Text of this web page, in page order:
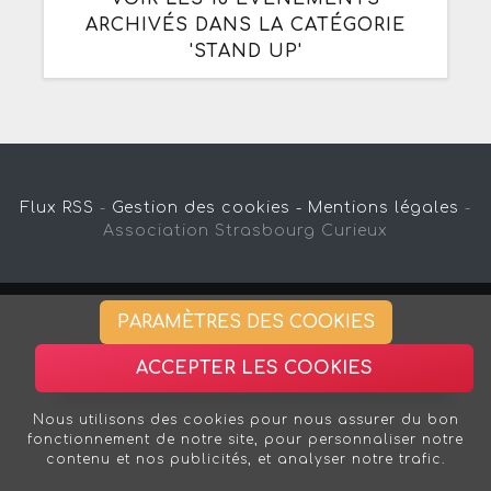
ARCHIVÉS DANS LA CATÉGORIE
'STAND UP'
Flux RSS - Gestion des cookies - Mentions légales -
Association Strasbourg Curieux
PARAMÈTRES DES COOKIES
ACCEPTER LES COOKIES
Nous utilisons des cookies pour nous assurer du bon
fonctionnement de notre site, pour personnaliser notre
contenu et nos publicités, et analyser notre trafic.